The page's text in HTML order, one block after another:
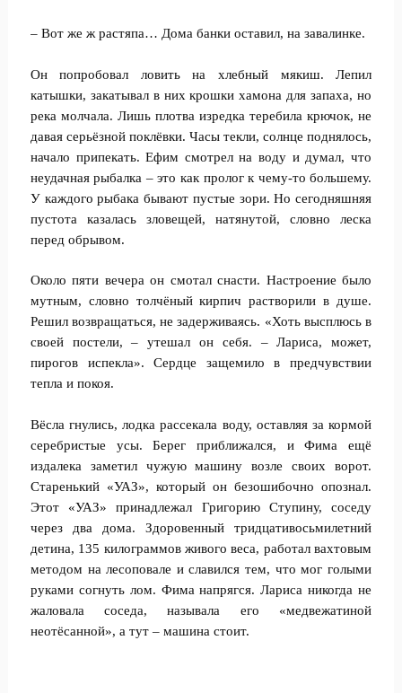
– Вот же ж растяпа… Дома банки оставил, на завалинке.
Он попробовал ловить на хлебный мякиш. Лепил
катышки, закатывал в них крошки хамона для запаха, но
река молчала. Лишь плотва изредка теребила крючок, не
давая серьёзной поклёвки. Часы текли, солнце поднялось,
начало припекать. Ефим смотрел на воду и думал, что
неудачная рыбалка – это как пролог к чему-то большему.
У каждого рыбака бывают пустые зори. Но сегодняшняя
пустота казалась зловещей, натянутой, словно леска
перед обрывом.
Около пяти вечера он смотал снасти. Настроение было
мутным, словно толчёный кирпич растворили в душе.
Решил возвращаться, не задерживаясь. «Хоть высплюсь в
своей постели, – утешал он себя. – Лариса, может,
пирогов испекла». Сердце защемило в предчувствии
тепла и покоя.
Вёсла гнулись, лодка рассекала воду, оставляя за кормой
серебристые усы. Берег приближался, и Фима ещё
издалека заметил чужую машину возле своих ворот.
Старенький «УАЗ», который он безошибочно опознал.
Этот «УАЗ» принадлежал Григорию Ступину, соседу
через два дома. Здоровенный тридцативосьмилетний
детина, 135 килограммов живого веса, работал вахтовым
методом на лесоповале и славился тем, что мог голыми
руками согнуть лом. Фима напрягся. Лариса никогда не
жаловала соседа, называла его «медвежатиной
неотёсанной», а тут – машина стоит.